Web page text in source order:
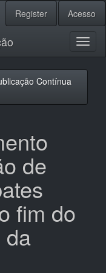
Register Acesso
Contínua
de
fim do
da